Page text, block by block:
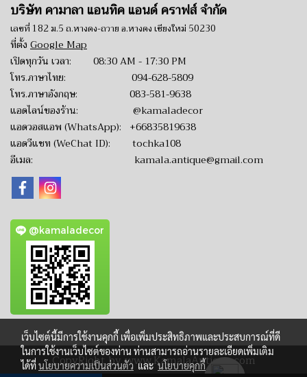
บริษัท คามาลา แอนทิค แอนด์ คราฟส์ จำกัด
เลขที่ 182 ม.5 ถ.หางดง-ถวาย อ.หางดง เชียงใหม่ 50230
ที่ตั้ง Google Map
เปิดทุกวัน เวลา: 08:30 AM - 17:30 PM
โทร.ภาษาไทย: 094-628-5809
โทร.ภาษาอังกฤษ: 083-581-9638
แอดไลน์ของร้าน: @kamaladecor
แอดวอสแอพ (WhatsApp): +66835819638
แอดวีแชท (WeChat ID): tochka108
อีเมล: kamala.antique@gmail.com
@kamaladecor
CopyRight by www.KamalaAntique.com
เว็บไซต์นี้มีการใช้งานคุกกี้ เพื่อเพิ่มประสิทธิภาพและประสบการณ์ที่ดี
ในการใช้งานเว็บไซต์ของท่าน ท่านสามารถอ่านรายละเอียดเพิ่มเติม
ได้ที่นโยบายความเป็นส่วนตัวและนโยบายคุกกี้